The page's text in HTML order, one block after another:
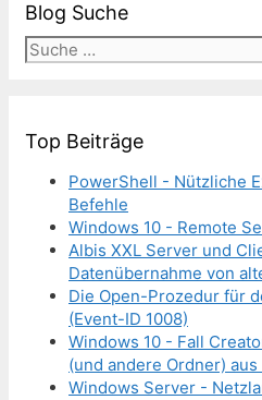
Blog Suche
Suche
nach:
Top Beiträge
PowerShell - Nützliche
Befehle
Windows 10 - Remote
Albis XXL Server und
Datenübernahme von
Die Open-Prozedur für
(Event-ID 1008)
Windows 10 - Fall
(und andere Ordner)
Windows Server -